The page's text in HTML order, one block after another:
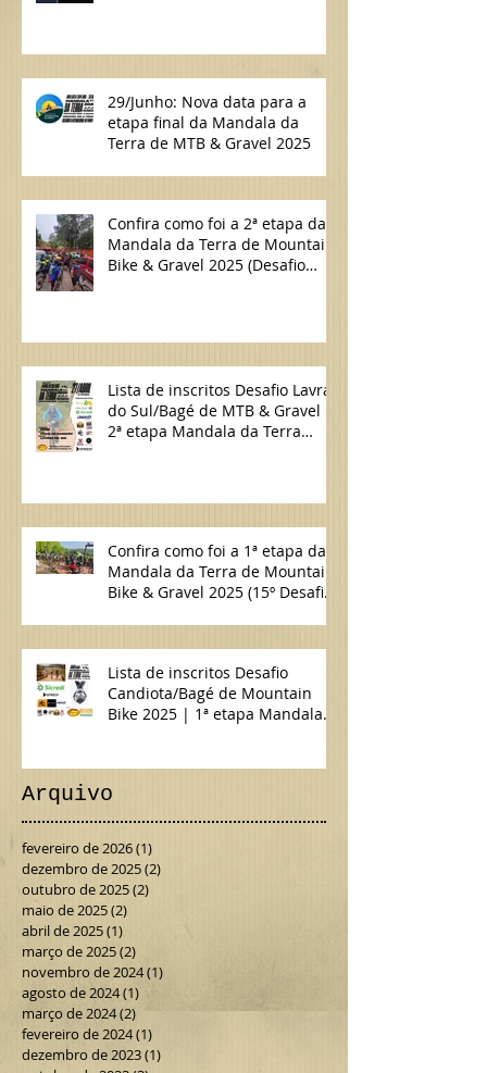
29/Junho: Nova data para a
etapa final da Mandala da
Terra de MTB & Gravel 2025
Confira como foi a 2ª etapa da
Mandala da Terra de Mountain
Bike & Gravel 2025 (Desafio
Lista de inscritos Desafio Lavras
do Sul/Bagé de MTB & Gravel |
2ª etapa Mandala da Terra
Confira como foi a 1ª etapa da
Mandala da Terra de Mountain
Bike & Gravel 2025 (15º Desafio
Lista de inscritos Desafio
Candiota/Bagé de Mountain
Bike 2025 | 1ª etapa Mandala
Arquivo
fevereiro de 2026(1)
dezembro de 2025(2)
outubro de 2025(2)
maio de 2025(2)
abril de 2025(1)
março de 2025(2)
novembro de 2024(1)
agosto de 2024(1) 1 post
março de 2024(2) 2 posts
fevereiro de 2024(1)
dezembro de 2023(1)